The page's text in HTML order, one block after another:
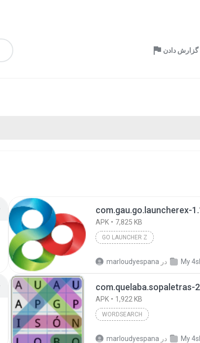
گزارش دادن
APK 7,825 KB
GO LAUNCHER Z
marloudyespana در My
APK 1,922 KB
WORDSEARCH
marloudyespana در My